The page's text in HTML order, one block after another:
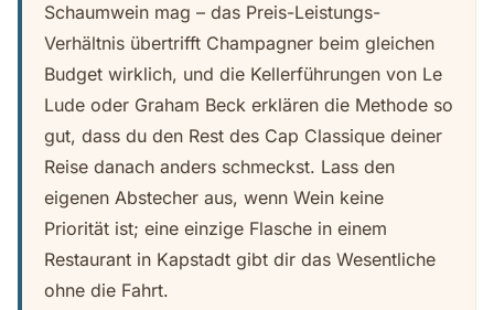
Schaumwein mag – das Preis-Leistungs-
Verhältnis übertrifft Champagner beim gleichen
Budget wirklich, und die Kellerführungen von Le
Lude oder Graham Beck erklären die Methode so
gut, dass du den Rest des Cap Classique deiner
Reise danach anders schmeckst. Lass den
eigenen Abstecher aus, wenn Wein keine
Priorität ist; eine einzige Flasche in einem
Restaurant in Kapstadt gibt dir das Wesentliche
ohne die Fahrt.